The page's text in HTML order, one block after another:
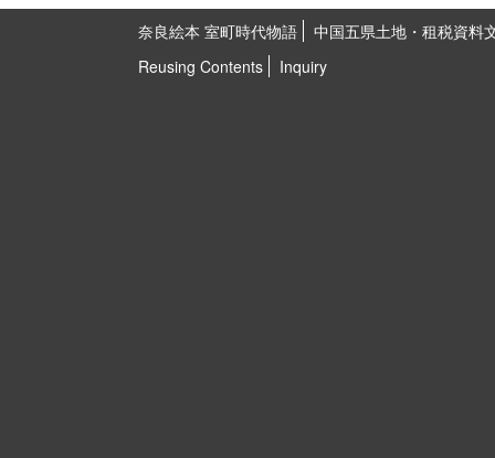
奈良絵本 室町時代物語
中国五県土地・租税資料
Reusing Contents
Inquiry